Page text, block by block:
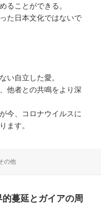
ることができる。
た日本文化ではないで
い自立した愛。
他者との共鳴をより深
今、コロナウイルスに
ます。
の他
蔓延とガイアの周